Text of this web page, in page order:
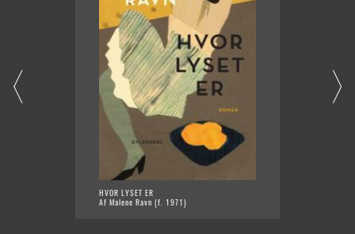
HVOR LYSET ER
Af Malene Ravn (f. 1971)